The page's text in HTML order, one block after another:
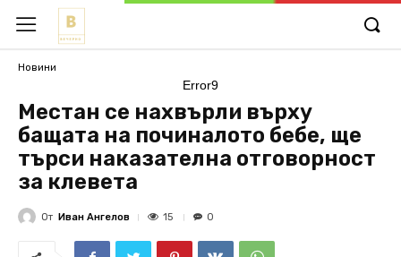
Новини
Error9
Местан се нахвърли върху
бащата на починалото бебе, ще
търси наказателна отговорност
за клевета
От Иван Ангелов 15 0